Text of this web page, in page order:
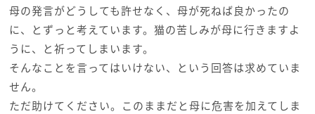
母の発言がどうしても許せなく、母が死ねば良かったの
に、とずっと考えています。猫の苦しみが母に行きますよ
うに、と祈ってしまいます。
そんなことを言ってはいけない、という回答は求めていま
せん。
ただ助けてください。このままだと母に危害を加えてしま